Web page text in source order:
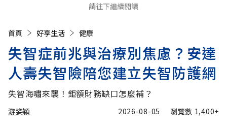
請往下繼續閱讀
首頁 好享生活 健康
失智症前兆與治療別焦慮？安達
人壽失智險陪您建立失智防護網
失智海嘯來襲！鉅額財務缺口怎麼補？
游姿穎 2026-08-05 瀏覽數 1,400+